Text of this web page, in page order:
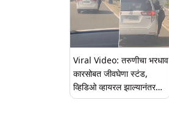
Viral Video: तरुणीचा भरधाव
कारसोबत जीवघेणा स्टंड,
व्हिडिओ व्हायरल झाल्यानंतर
पोलिसांची कारवाई